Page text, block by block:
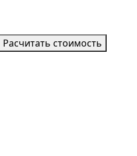
Расчитать стоимость